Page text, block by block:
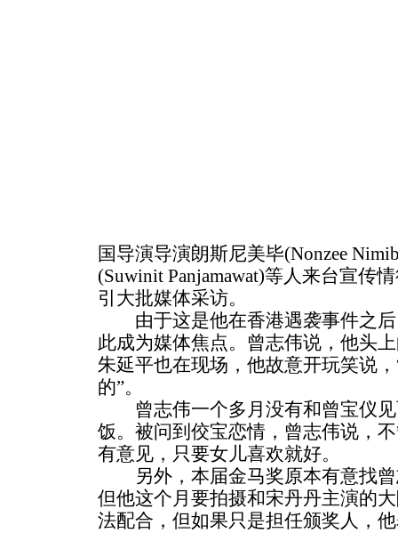
国导演导演朗斯尼美毕(Nonzee
(Suwinit Panjamawat)等人来台宣传
引大批媒体采访。
由于这是他在香港遇袭事件之后
此成为媒体焦点。曾志伟说，他头
朱延平也在现场，他故意开玩笑说
的”。
曾志伟一个多月没有和曾宝仪见
饭。被问到佼宝恋情，曾志伟说，
有意见，只要女儿喜欢就好。
另外，本届金马奖原本有意找曾
但他这个月要拍摄和宋丹丹主演的
法配合，但如果只是担任颁奖人，